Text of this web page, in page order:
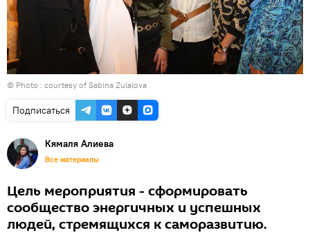
© Photo : courtesy of Sabina Zulalova
Подписаться
Кямаля Алиева
Все материалы
Цель мероприятия - сформировать
сообщество энергичных и успешных
людей, стремящихся к саморазвитию.